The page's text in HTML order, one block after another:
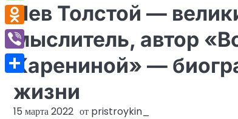
Лев Толстой —
мыслитель, автор
Карениной» —
жизни
15 марта 2022 от pristroykin_
WhatsApp
Odnoklassniki
Viber